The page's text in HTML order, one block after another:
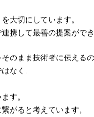
大切にしています。
携して最善の提案がで
のまま技術者に伝えるの
なく、
す。
がると考えています。